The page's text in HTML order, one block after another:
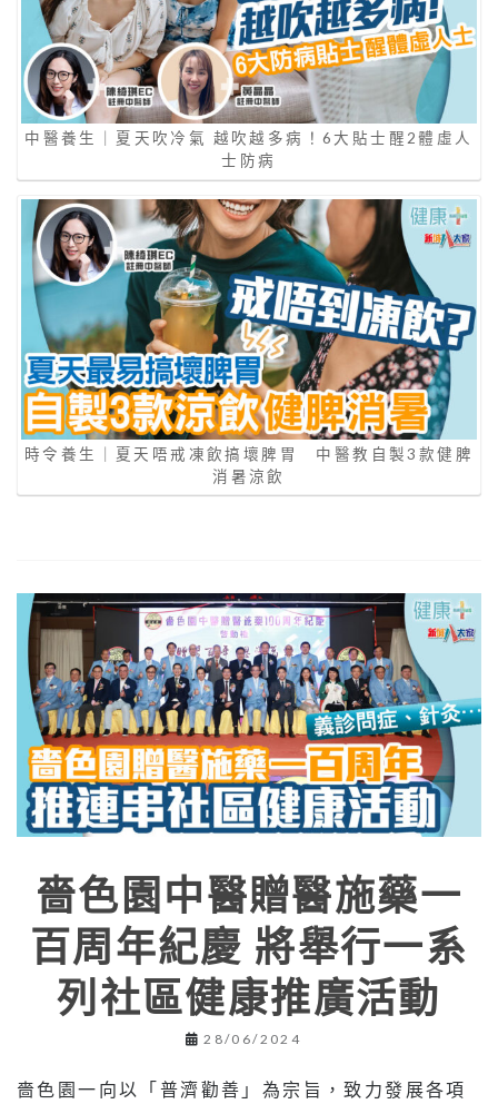
中醫養生｜夏天吹冷氣 越吹越多病！6大貼士醒2體虛人
士防病
時令養生｜夏天唔戒凍飲搞壞脾胃 中醫教自製3款健脾
消暑涼飲
嗇色園中醫贈醫施藥一
百周年紀慶 將舉行一系
列社區健康推廣活動
28/06/2024
嗇色園一向以「普濟勸善」為宗旨，致力發展各項